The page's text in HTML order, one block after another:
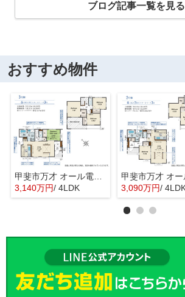
ブログ記事一覧を見る
おすすめ物件
甲斐市万才 オール電化新築戸建 全3棟 2号棟 南西道路
3,140万円/ 4LDK
3,090万円/